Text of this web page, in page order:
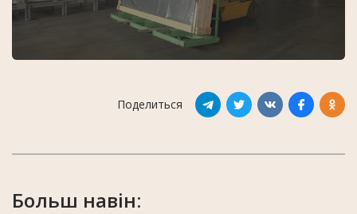
Поделиться
Больш навін: